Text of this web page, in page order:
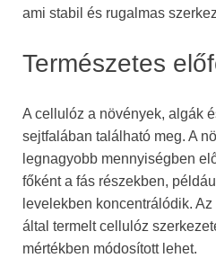
ami stabil és rugalmas
Természetes
A cellulóz a növények, algák
sejtfalában található meg. A
legnagyobb mennyiségben
főként a fás részekben,
levelekben koncentrálódik.
által termelt cellulóz
mértékben módosított lehet.